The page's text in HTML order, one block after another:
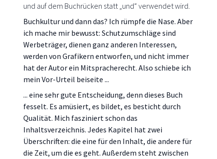
und auf dem Buchrücken statt „und“ verwendet wird.
Buchkultur und dann das? Ich rümpfe die Nase. Aber
ich mache mir bewusst: Schutzumschläge sind
Werbeträger, dienen ganz anderen Interessen,
werden von Grafikern entworfen, und nicht immer
hat der Autor ein Mitspracherecht. Also schiebe ich
mein Vor-Urteil beiseite ...
... eine sehr gute Entscheidung, denn dieses Buch
fesselt. Es amüsiert, es bildet, es besticht durch
Qualität. Mich fasziniert schon das
Inhaltsverzeichnis. Jedes Kapitel hat zwei
Überschriften: die eine für den Inhalt, die andere für
die Zeit, um die es geht. Außerdem steht zwischen